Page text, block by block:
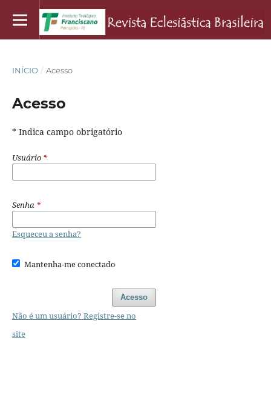
INÍCIO / Acesso
Acesso
* Indica campo obrigatório
Usuário *
Senha *
Esqueceu a senha?
Mantenha-me conectado
Acesso
Não é um usuário? Registre-se no
site